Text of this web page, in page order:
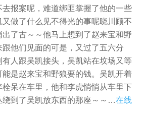
去报案呢，难道绑匪掌握了他的一些
做了什么见不得光的事呢晓川顾不
出了古～～他马上想到了赵来宝和野
他们见面的可是，又过了五六分
人跟吴凯接头，吴凯站在坟场又等
是赵来宝和野狼要的钱。吴凯开着
呆在车里，他和李虎悄悄从车里下
绕到了吴凯放东西的那座～～…在线